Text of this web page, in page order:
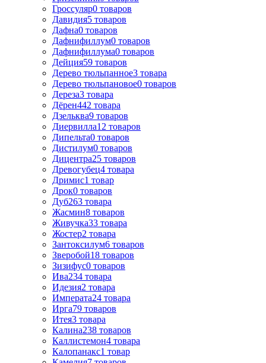
Гроссуляр0 товаров
Давидия5 товаров
Дафна0 товаров
Дафнифиллум0 товаров
Дафнифиллума0 товаров
Дейция59 товаров
Дерево тюльпанное3 товара
Дерево тюльпановое0 товаров
Дереза3 товара
Дёрен442 товара
Дзельква9 товаров
Диервилла12 товаров
Дипельта0 товаров
Дистилум0 товаров
Дицентра25 товаров
Древогубец4 товара
Дримис1 товар
Дрок0 товаров
Дуб263 товара
Жасмин8 товаров
Живучка33 товара
Жостер2 товара
Зантоксилум6 товаров
Зверобой18 товаров
Зизифус0 товаров
Ива234 товара
Идезия2 товара
Императа24 товара
Ирга79 товаров
Итея3 товара
Калина238 товаров
Каллистемон4 товара
Калопанакс1 товар